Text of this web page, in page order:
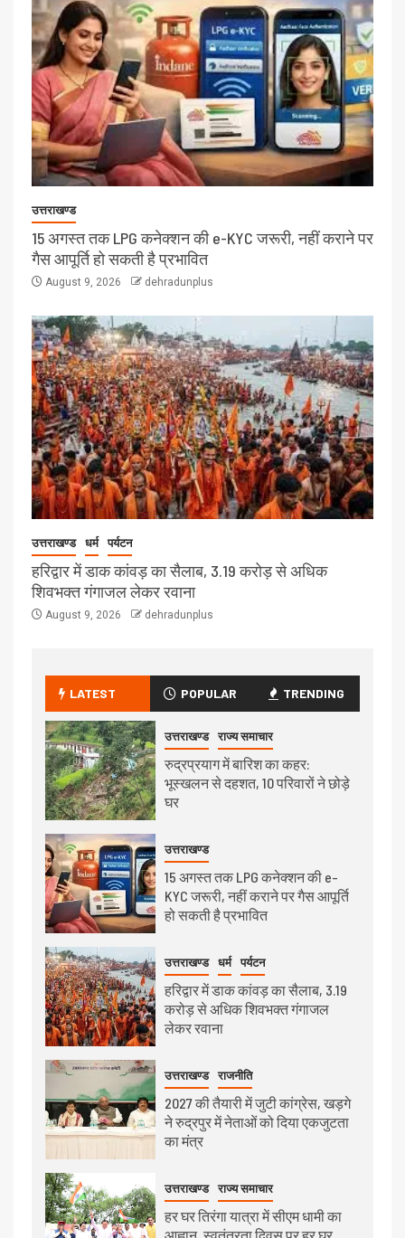
उत्तराखण्ड
15 अगस्त तक LPG कनेक्शन की e-KYC जरूरी, नहीं कराने पर
गैस आपूर्ति हो सकती है प्रभावित
August 9, 2026 dehradunplus
उत्तराखण्ड धर्म पर्यटन
हरिद्वार में डाक कांवड़ का सैलाब, 3.19 करोड़ से अधिक
शिवभक्त गंगाजल लेकर रवाना
August 9, 2026 dehradunplus
LATEST POPULAR TRENDING
उत्तराखण्ड राज्य समाचार
रुद्रप्रयाग में बारिश का कहर:
भूस्खलन से दहशत, 10 परिवारों ने छोड़े
घर
उत्तराखण्ड
15 अगस्त तक LPG कनेक्शन की e-
KYC जरूरी, नहीं कराने पर गैस आपूर्ति
हो सकती है प्रभावित
उत्तराखण्ड धर्म पर्यटन
हरिद्वार में डाक कांवड़ का सैलाब, 3.19
करोड़ से अधिक शिवभक्त गंगाजल
लेकर रवाना
उत्तराखण्ड राजनीति
2027 की तैयारी में जुटी कांग्रेस, खड़गे
ने रुद्रपुर में नेताओं को दिया एकजुटता
का मंत्र
उत्तराखण्ड राज्य समाचार
हर घर तिरंगा यात्रा में सीएम धामी का